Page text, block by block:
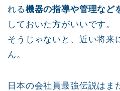
れる機器の指導や管理など
しておいた方がいいです。
そうじゃないと、近い将来
ん。
日本の会社員最強伝説はま